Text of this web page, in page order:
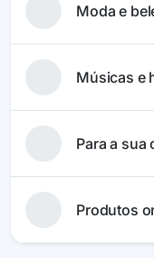
Moda e
Músicas e
Para a sua
Produtos